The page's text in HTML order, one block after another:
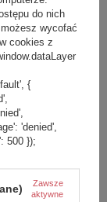
wprowadzeniem
129,99 zł-44%
169,99 zł
do porównania
do nich
możesz wycofać
cookies z
{
'denied',
500 });
Zawsze
aktywne